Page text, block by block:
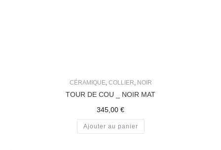
CÉRAMIQUE, COLLIER NOIR
TOUR DE COU _ NOIR MAT
345,00 €
Ajouter au panier